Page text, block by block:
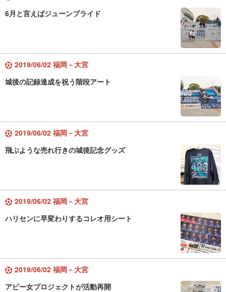
6月と言えばジューンブライド
2019/06/02 福岡－大宮
城後の記録達成を祝う階段アート
2019/06/02 福岡－大宮
飛ぶような売れ行きの城後記念グッズ
2019/06/02 福岡－大宮
ハリセンに早変わりするコレオ用シート
2019/06/02 福岡－大宮
アビー女プロジェクトが活動再開